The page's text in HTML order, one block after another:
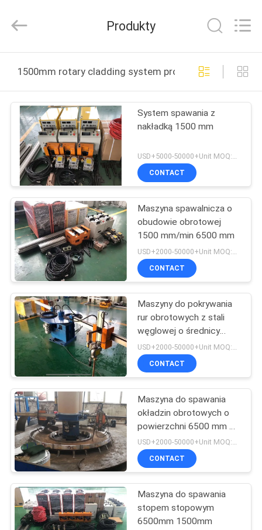
PRODUKTY
NAS
WYCIECZKA
PO
FABRYCE
KONTROLA
JAKOŚCI
SKONTAKTUJ
SIĘ
NAMI
AKTUALNOŚCI
POPROSIĆ
O
WYCENĘ
LTD..
Developed
Produkty
1500mm rotary cladding system produkcja online
System spawania z
nakładką 1500 mm
USD+5000-50000+Unit MOQ:1 JEDNOSTKA
CONTACT
Maszyna spawalnicza o
obudowie obrotowej
1500 mm/min 6500 mm
CONTACT
Maszyny do pokrywania
rur obrotowych z stali
węglowej o średnicy
6500 mm
CONTACT
Maszyna do spawania
okładzin obrotowych o
powierzchni 6500 mm do
stali
USD+2000-50000+Unit MOQ:1 JEDNOSTKA
CONTACT
Maszyna do spawania
stopem stopowym
6500mm 1500mm